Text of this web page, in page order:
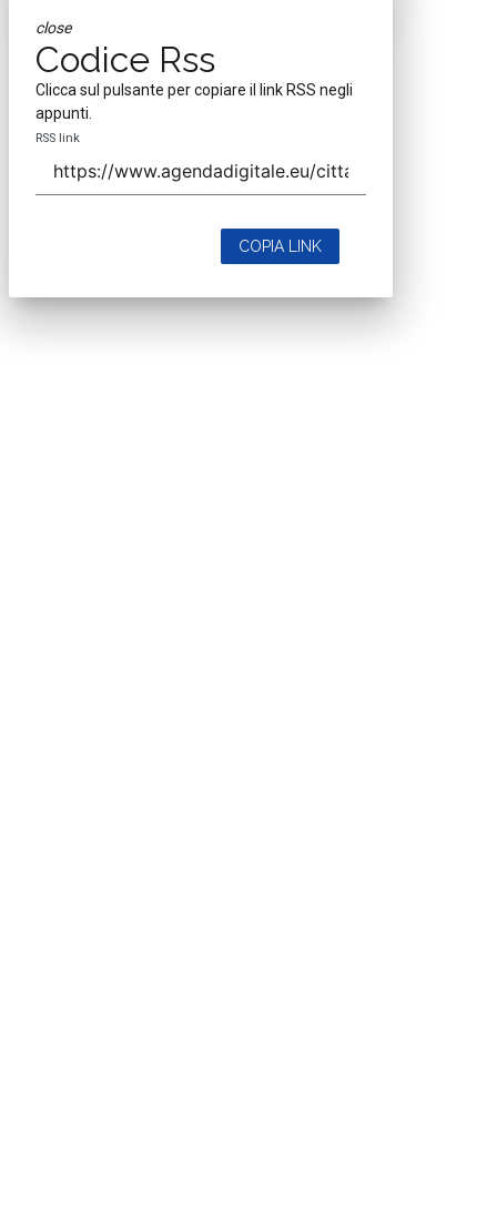
close
Codice Rss
Clicca sul pulsante per copiare il link RSS negli
appunti.
RSS link
COPIA LINK